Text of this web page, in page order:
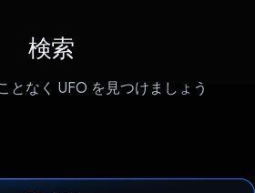
検索
となく UFO を見つけましょう